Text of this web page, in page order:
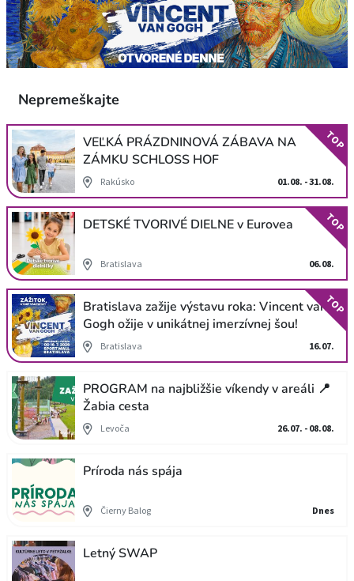
Nepremeškajte
VEĽKÁ PRÁZDNINOVÁ ZÁBAVA NA
ZÁMKU SCHLOSS HOF
Rakúsko 01.08. - 31.08.
TOP
DETSKÉ TVORIVÉ DIELNE v Eurovea
Bratislava 06.08.
TOP
Bratislava zažije výstavu roka: Vincent van
Gogh ožije v unikátnej imerzívnej šou!
Bratislava 16.07.
TOP
PROGRAM na najbližšie víkendy v areáli 📍
Žabia cesta
Levoča 26.07. - 08.08.
Príroda nás spája
Čierny Balog Dnes
Letný SWAP